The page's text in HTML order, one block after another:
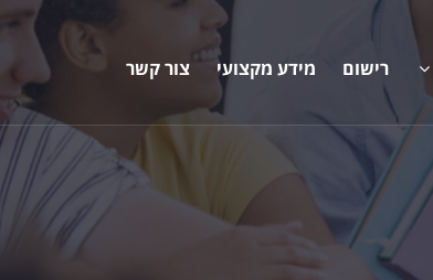
רישום מידע מקצועי צור קשר